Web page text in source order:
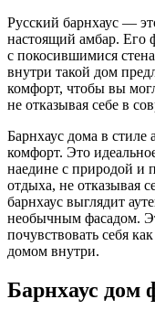
Русский барнхаус —
настоящий амбар. Его
с покосившимися
внутри такой дом
комфорт, чтобы вы
не отказывая себе в
Барнхаус дома в стиле
комфорт. Это
наедине с природой и
отдыха, не отказывая
барнхаус выглядит
необычным фасадом.
почувствовать себя
домом внутри.
Барнхаус дом